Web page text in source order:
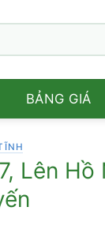
BẢNG GIÁ
Lên Hồ